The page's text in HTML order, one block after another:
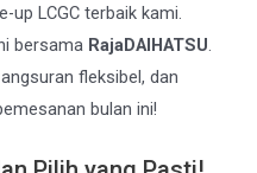
up LCGC terbaik kami.
bersama RajaDAIHATSU.
fleksibel, dan
bulan ini!